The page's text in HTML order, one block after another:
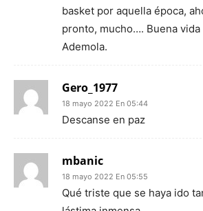
basket por aquella época,
pronto, mucho…. Buena vida
Ademola.
Gero_1977
18 mayo 2022 En 05:44
Descanse en paz
mbanic
18 mayo 2022 En 05:55
Qué triste que se haya ido